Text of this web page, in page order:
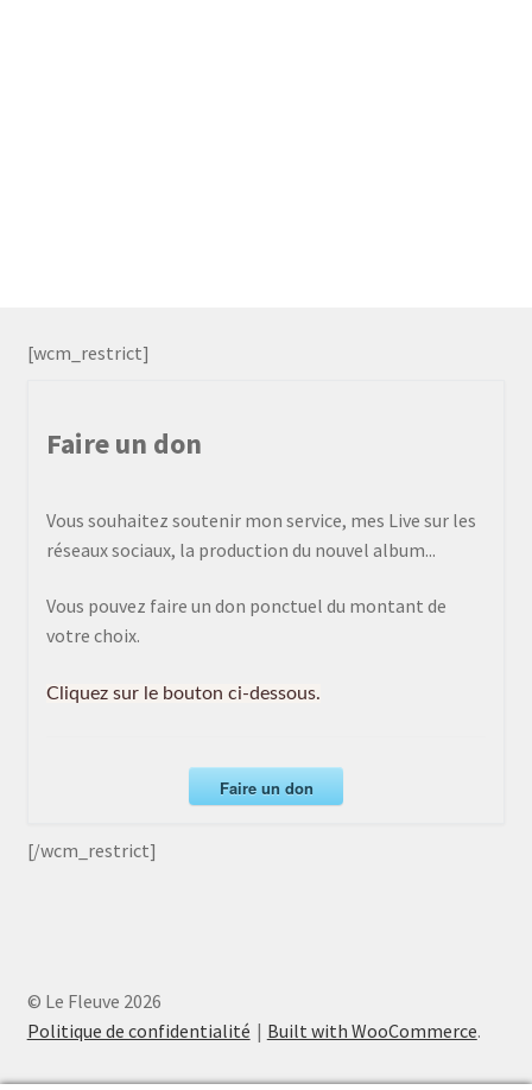
[wcm_restrict]
Faire un don
Vous souhaitez soutenir mon service, mes Live sur les
réseaux sociaux, la production du nouvel album...
Vous pouvez faire un don ponctuel du montant de
votre choix.
Cliquez sur le bouton ci-dessous.
Faire un don
[/wcm_restrict]
© Le Fleuve 2026
Politique de confidentialité
Built with WooCommerce.